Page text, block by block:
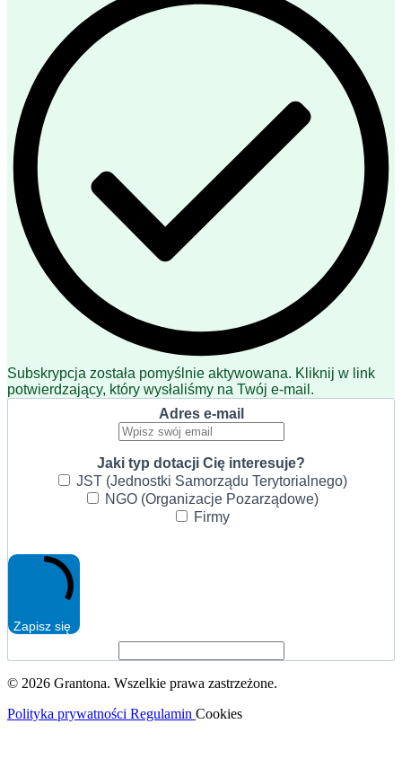
Subskrypcja została pomyślnie aktywowana. Kliknij w link
potwierdzający, który wysłaliśmy na Twój e-mail.
Adres e-mail
Jaki typ dotacji Cię interesuje?
JST (Jednostki Samorządu Terytorialnego)
NGO (Organizacje Pozarządowe)
Firmy
Zapisz się
© 2026 Grantona. Wszelkie prawa zastrzeżone.
Polityka prywatności Regulamin Cookies